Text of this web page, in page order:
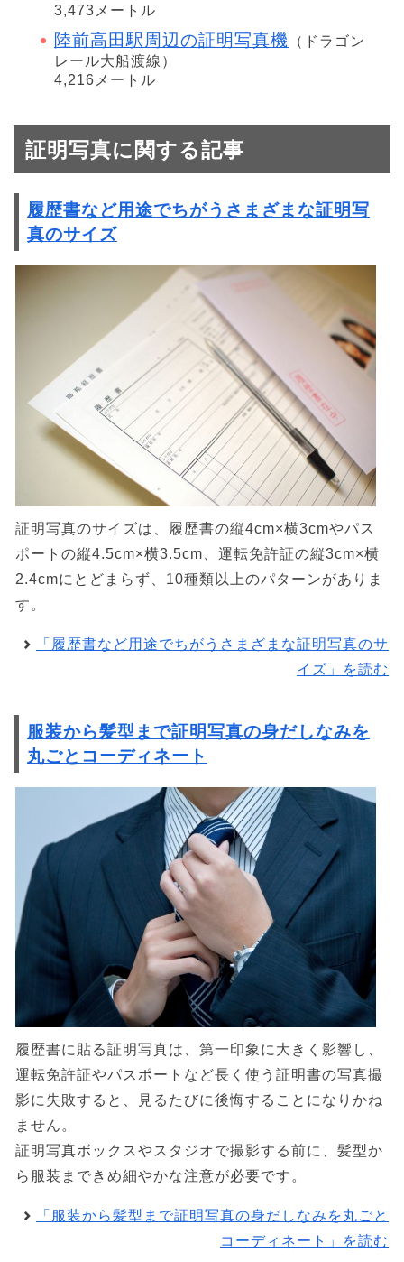
3,473メートル
陸前高田駅周辺の証明写真機
（ドラゴン
レール大船渡線）
4,216メートル
証明写真に関する記事
履歴書など用途でちがうさまざまな証明写
真のサイズ
証明写真のサイズは、履歴書の縦4cm×横3cmやパス
ポートの縦4.5cm×横3.5cm、運転免許証の縦3cm×横
2.4cmにとどまらず、10種類以上のパターンがありま
す。
「履歴書など用途でちがうさまざまな証明写真のサ
イズ」を読む
服装から髪型まで証明写真の身だしなみを
丸ごとコーディネート
履歴書に貼る証明写真は、第一印象に大きく影響し、
運転免許証やパスポートなど長く使う証明書の写真撮
影に失敗すると、見るたびに後悔することになりかね
ません。
証明写真ボックスやスタジオで撮影する前に、髪型か
ら服装まできめ細やかな注意が必要です。
「服装から髪型まで証明写真の身だしなみを丸ごと
コーディネート」を読む